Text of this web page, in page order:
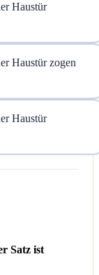
Haustür
Haustür zogen
Haustür
Satz ist